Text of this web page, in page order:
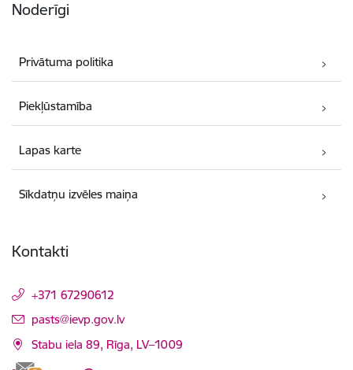
Noderīgi
Privātuma politika
Piekļūstamība
Lapas karte
Sīkdatņu izvēles maiņa
Kontakti
+371 67290612
E-pasts:
pasts@ievp.gov.lv
Stabu iela 89, Rīga, LV–1009